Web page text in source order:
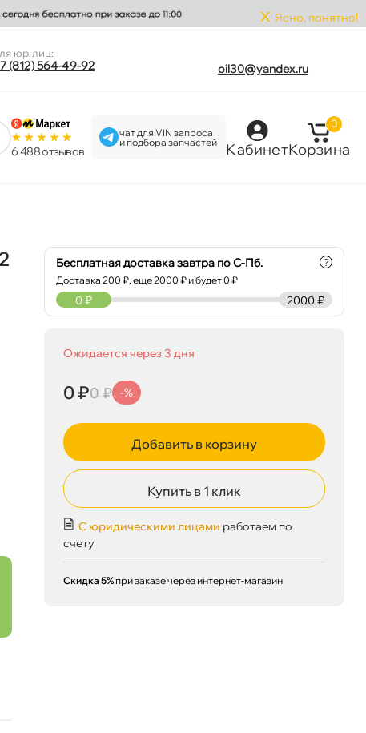
x Ясно, понятно!
юр.лиц:
(812) 564-49-92 oil30@yandex.ru
6 488 отзыво
чат для VIN запроса
и подбора запчастей
Кабинет
0
Корзина
Бесплатная доставка завтра по С-Пб.
Доставка200 ₽, еще2000 ₽ и будет 0 ₽
?
2000 ₽
0 ₽
Ожидается через 3 дня
0 ₽0 ₽ -%
Добавить в корзину
Купить в 1 клик
С юридическими лицами работаем по
счету
Скидка 5% при заказе через интернет-магазин